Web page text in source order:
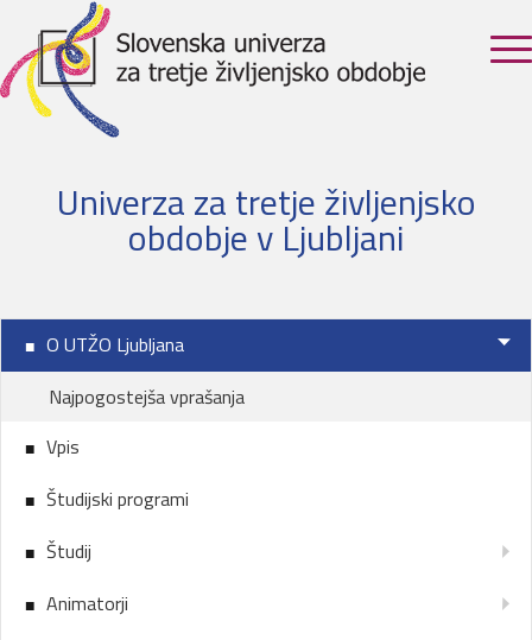
Univerza za tretje življenjsko
obdobje v Ljubljani
O UTŽO Ljubljana
Najpogostejša vprašanja
Vpis
Študijski programi
Študij
Animatorji